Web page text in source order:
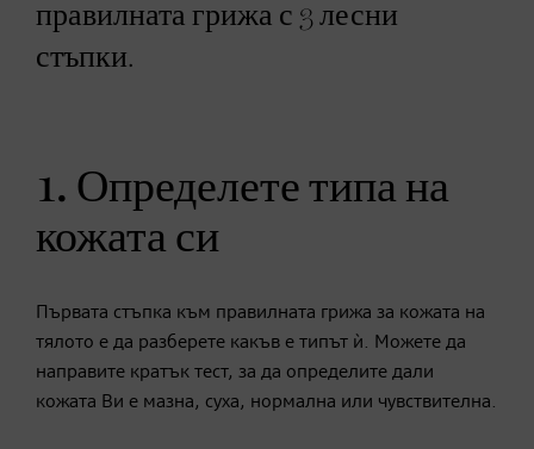
правилната грижа с 3 лесни
стъпки.
1. Определете типа на
кожата си
Първата стъпка към правилната грижа за кожата на
тялото е да разберете какъв е типът ѝ. Можете да
направите кратък тест, за да определите дали
кожата Ви е мазна, суха, нормална или чувствителна.